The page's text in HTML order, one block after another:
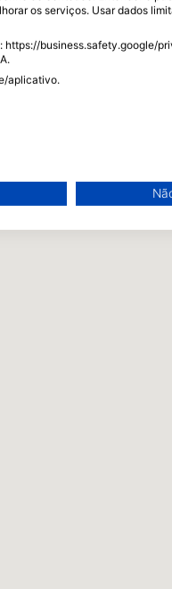
os serviços. Usar dados
https://business.safety.google/
aplicativo.